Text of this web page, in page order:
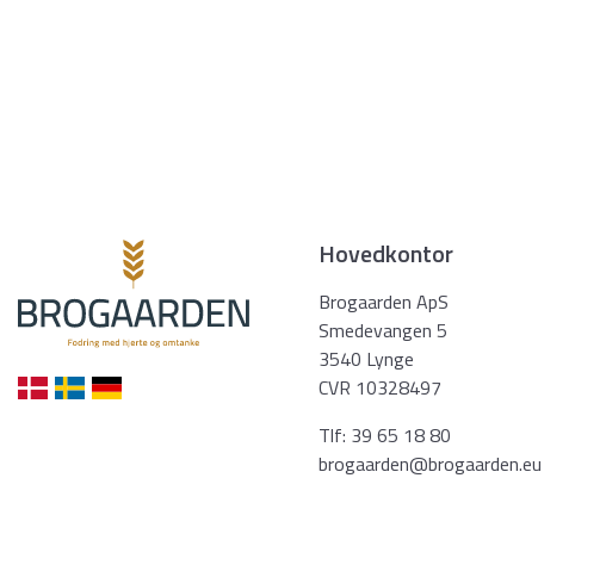
Hovedkontor
Brogaarden ApS
Smedevangen 5
3540 Lynge
CVR 10328497
Tlf: 39 65 18 80
brogaarden@brogaarden.eu